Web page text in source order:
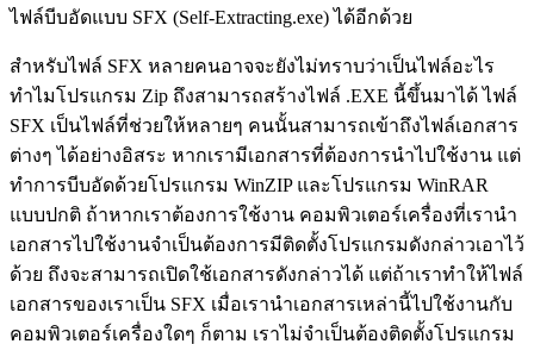
ไฟล์บีบอัดแบบ SFX (Self-Extracting.exe) ได้อีกด้วย
สำหรับไฟล์ SFX หลายคนอาจจะยังไม่ทราบว่าเป็นไฟล์อะไร
ทำไมโปรแกรม Zip ถึงสามารถสร้างไฟล์ .EXE นี้ขึ้นมาได้ ไฟล์
SFX เป็นไฟล์ที่ช่วยให้หลายๆ คนนั้นสามารถเข้าถึงไฟล์เอกสาร
ต่างๆ ได้อย่างอิสระ หากเรามีเอกสารที่ต้องการนำไปใช้งาน แต่
ทำการบีบอัดด้วยโปรแกรม WinZIP และโปรแกรม WinRAR
แบบปกติ ถ้าหากเราต้องการใช้งาน คอมพิวเตอร์เครื่องที่เรานำ
เอกสารไปใช้งานจำเป็นต้องการมีติดตั้งโปรแกรมดังกล่าวเอาไว้
ด้วย ถึงจะสามารถเปิดใช้เอกสารดังกล่าวได้ แต่ถ้าเราทำให้ไฟล์
เอกสารของเราเป็น SFX เมื่อเรานำเอกสารเหล่านี้ไปใช้งานกับ
คอมพิวเตอร์เครื่องใดๆ ก็ตาม เราไม่จำเป็นต้องติดตั้งโปรแกรม